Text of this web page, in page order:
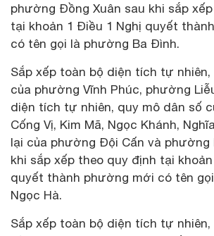
phường Đồng Xuân sau khi sắp
tại khoản 1 Điều 1 Nghị quyết
có tên gọi là phường Ba Đình.
Sắp xếp toàn bộ diện tích tự nhiên,
của phường Vĩnh Phúc, phường
diện tích tự nhiên, quy mô dân số
Cống Vị, Kim Mã, Ngọc Khánh,
lại của phường Đội Cấn và phường
khi sắp xếp theo quy định tại
quyết thành phường mới có tên
Ngọc Hà.
Sắp xếp toàn bộ diện tích tự nhiên,